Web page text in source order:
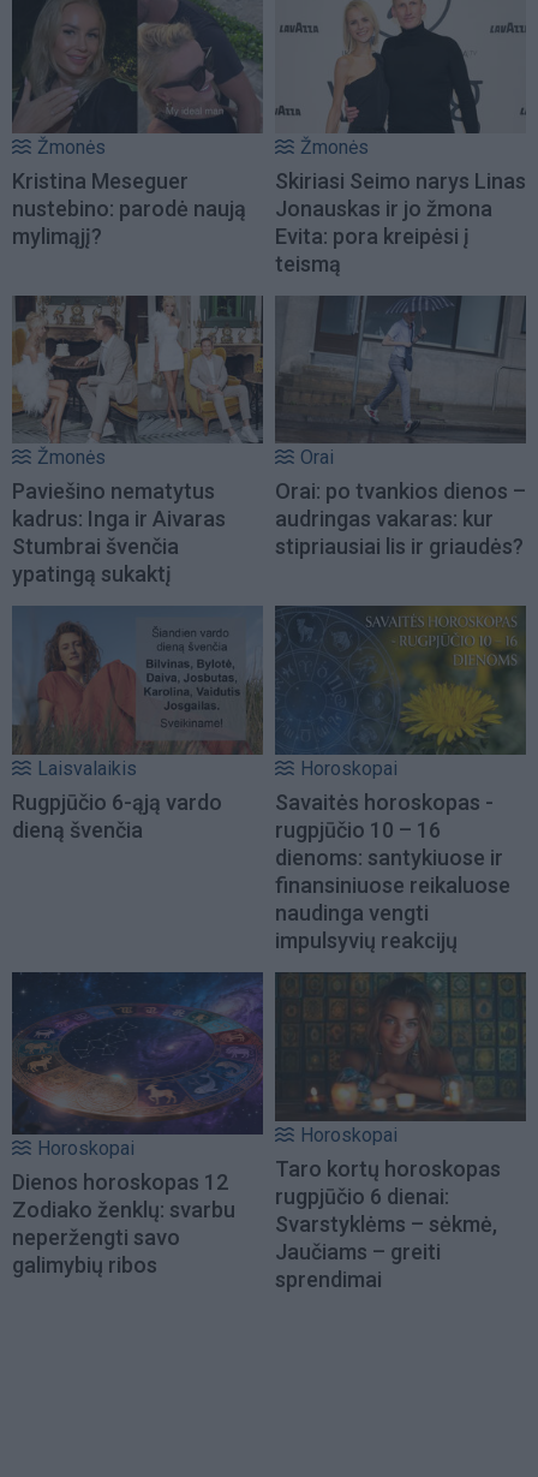
Žmonės
Kristina Meseguer
nustebino: parodė naują
mylimąjį?
Žmonės
Skiriasi Seimo narys Linas
Jonauskas ir jo žmona
Evita: pora kreipėsi į
teismą
Žmonės
Paviešino nematytus
kadrus: Inga ir Aivaras
Stumbrai švenčia
ypatingą sukaktį
Orai
Orai: po tvankios dienos –
audringas vakaras: kur
stipriausiai lis ir griaudės?
Laisvalaikis
Rugpjūčio 6-ąją vardo
dieną švenčia
Horoskopai
Savaitės horoskopas -
rugpjūčio 10 – 16
dienoms: santykiuose ir
finansiniuose reikaluose
naudinga vengti
impulsyvių reakcijų
Horoskopai
Dienos horoskopas 12
Zodiako ženklų: svarbu
neperžengti savo
galimybių ribos
Horoskopai
Taro kortų horoskopas
rugpjūčio 6 dienai:
Svarstyklėms – sėkmė,
Jaučiams – greiti
sprendimai